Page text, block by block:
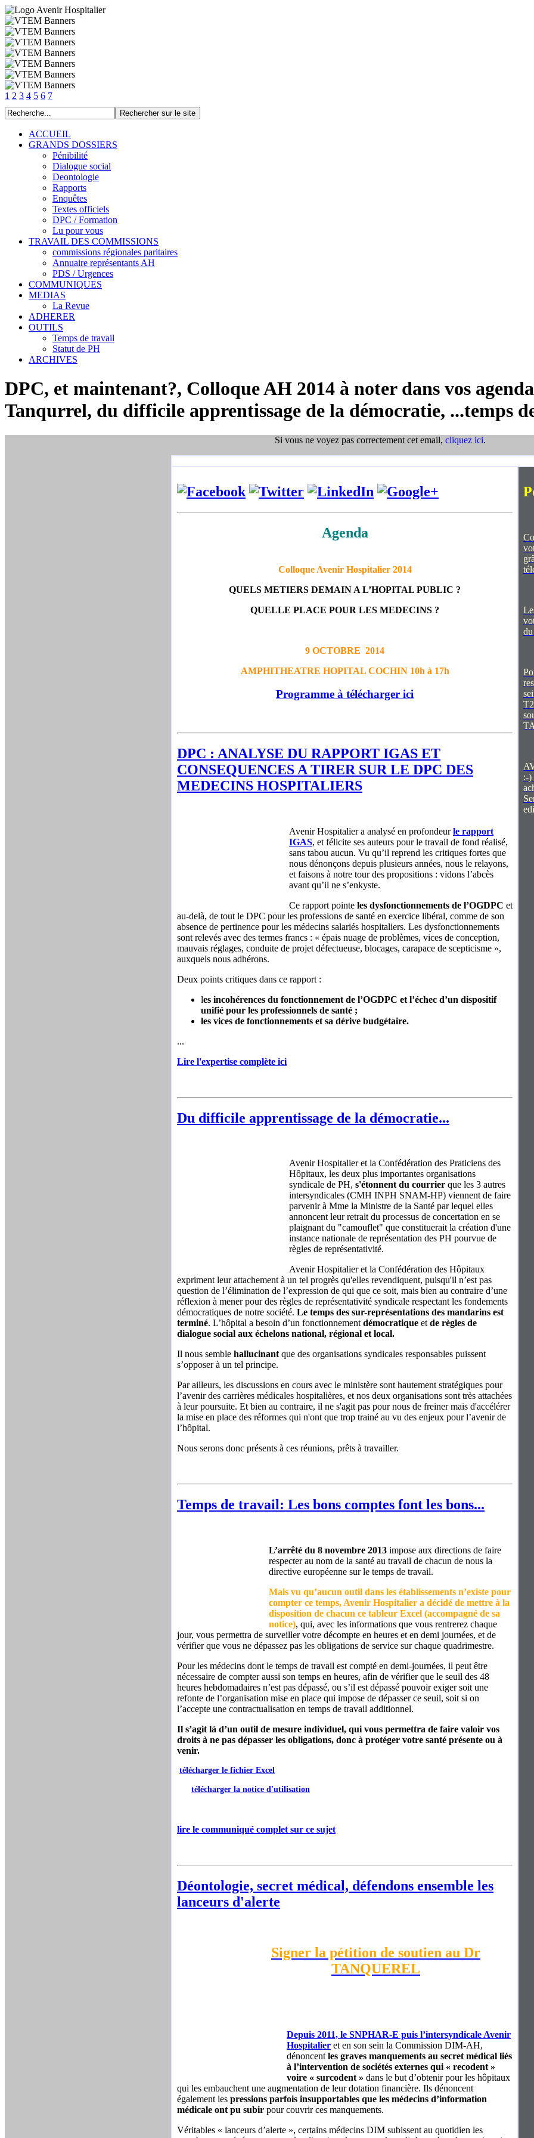
1 2 3 4 5 6 7
ACCUEIL
GRANDS DOSSIERS
Pénibilité
Dialogue social
Deontologie
Rapports
Enquêtes
Textes officiels
DPC / Formation
Lu pour vous
TRAVAIL DES COMMISSIONS
commissions régionales paritaires
Annuaire représentants AH
PDS / Urgences
COMMUNIQUES
MEDIAS
La Revue
ADHERER
OUTILS
Temps de travail
Statut de PH
ARCHIVES
DPC, et maintenant?, Colloque AH 2014 à noter dans vos
Tanqurrel, du difficile apprentissage de la démocratie, ...temps
Si vous ne voyez pas correctement cet email, cliquez ici.
Agenda
Colloque Avenir Hospitalier 2014
QUELS METIERS DEMAIN A L’HOPITAL PUBLIC ?
QUELLE PLACE POUR LES MEDECINS ?
9 OCTOBRE 2014
AMPHITHEATRE HOPITAL COCHIN 10h à 17h
Programme à télécharger ici
DPC : ANALYSE DU RAPPORT IGAS ET
CONSEQUENCES A TIRER SUR LE DPC DES
MEDECINS HOSPITALIERS
Avenir Hospitalier a analysé en profondeurle rapport
IGAS, et félicite ses auteurs pour le travail de fond réalisé,
sans tabou aucun. Vu qu’il reprend les critiques fortes que
nous dénonçons depuis plusieurs années, nous le relayons,
et faisons à notre tour des propositions : vidons l’abcès
avant qu’il ne s’enkyste.
Ce rapport pointe les dysfonctionnements de l’OGDPC et
au-delà, de tout le DPC pour les professions de santé en exercice libéral, comme de son
absence de pertinence pour les médecins salariés hospitaliers. Les dysfonctionnements
sont relevés avec des termes francs : « épais nuage de problèmes, vices de conception,
mauvais réglages, conduite de projet défectueuse, blocages, carapace de scepticisme »,
auxquels nous adhérons.
Deux points critiques dans ce rapport :
les incohérences du fonctionnement de l’OGDPC et l’échec d’un dispositif
unifié pour les professionnels de santé ;
les vices de fonctionnements et sa dérive budgétaire.
...
Lire l'expertise complète ici
Du difficile apprentissage de la démocratie...
Avenir Hospitalier et la Confédération des Praticiens des
Hôpitaux, les deux plus importantes organisations
syndicale de PH, s'étonnent du courrier que les 3 autres
intersyndicales (CMH INPH SNAM-HP) viennent de faire
parvenir à Mme la Ministre de la Santé par lequel elles
annoncent leur retrait du processus de concertation en se
plaignant du "camouflet" que constituerait la création d'une
instance nationale de représentation des PH pourvue de
règles de représentativité.
Avenir Hospitalier et la Confédération des Hôpitaux
expriment leur attachement à un tel progrès qu'elles revendiquent, puisqu'il n’est pas
question de l’élimination de l’expression de qui que ce soit, mais bien au contraire d’une
réflexion à mener pour des règles de représentativité syndicale respectant les fondements
démocratiques de notre société. Le temps des sur-représentations des mandarins est
terminé. L’hôpital a besoin d’un fonctionnementdémocratique etde règles de
dialogue social aux échelons national, régional et local.
Il nous semble hallucinantque des organisations syndicales responsables puissent
s’opposer à un tel principe.
Par ailleurs, les discussions en cours avec le ministère sont hautement stratégiques pour
l’avenir des carrières médicales hospitalières, et nos deux organisations sont très attachées
à leur poursuite. Et bien au contraire, il ne s'agit pas pour nous de freiner mais d'accélérer
la mise en place des réformes qui n'ont que trop trainé au vu des enjeux pour l’avenir de
l’hôpital.
Nous serons donc présents à ces réunions, prêts à travailler.
Temps de travail: Les bons comptes font les bons...
L’arrêté du 8 novembre 2013 impose aux directions de faire
respecter au nom de la santé au travail de chacun de nous la
directive européenne sur le temps de travail.
Mais vu qu’aucun outil dans les établissements n’existe pour
compter ce temps, Avenir Hospitalier a décidé de mettre à la
disposition de chacun ce tableur Excel (accompagné de sa
notice), qui, avec les informations que vous rentrerez chaque
jour, vous permettra de surveiller votre décompte en heures et en demi journées, et de
vérifier que vous ne dépassez pas les obligations de service sur chaque quadrimestre.
Pour les médecins dont le temps de travail est compté en demi-journées, il peut être
nécessaire de compter aussi son temps en heures, afin de vérifier que le seuil des 48
heures hebdomadaires n’est pas dépassé, ou s’il est dépassé pouvoir exiger soit une
refonte de l’organisation mise en place qui impose de dépasser ce seuil, soit si on
l’accepte une contractualisation en temps de travail additionnel.
Il s’agit là d’un outil de mesure individuel, qui vous permettra de faire valoir vos
droits à ne pas dépasser les obligations, donc à protéger votre santé présente ou à
venir.
télécharger le fichier Excel
télécharger la notice d'utilisation
lire le communiqué complet sur ce sujet
Déontologie, secret médical, défendons ensemble les
lanceurs d'alerte
Signer la pétition de soutien au Dr
TANQUEREL
Depuis 2011, le SNPHAR-E puis l’intersyndicale Avenir
Hospitalier et en son sein la Commission DIM-AH,
dénoncent les graves manquements au secret médical liés
à l’intervention de sociétés externes qui « recodent »
voire « surcodent » dans le but d’obtenir pour les hôpitaux
qui les embauchent une augmentation de leur dotation financière. Ils dénoncent
également les pressions parfois insupportables que les médecins d’information
médicale ont pu subir pour couvrir ces manquements.
Véritables « lanceurs d’alerte », certains médecins DIM subissent au quotidien les
:-)